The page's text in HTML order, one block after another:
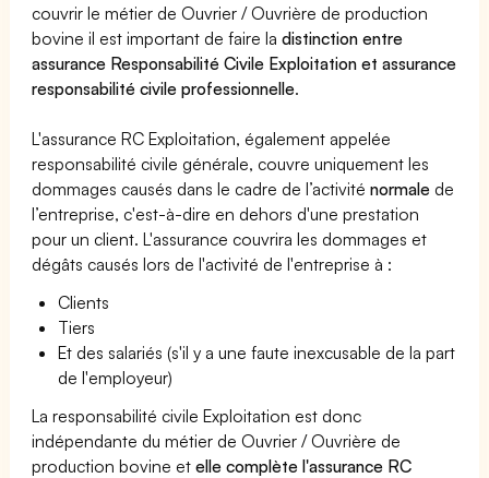
couvrir le métier de Ouvrier / Ouvrière de production
bovine il est important de faire ladistinction entre
assurance Responsabilité Civile Exploitation et assurance
responsabilité civile professionnelle.
L'assurance RC Exploitation, également appelée
responsabilité civile générale, couvre uniquement les
dommages causés dans le cadre de l’activiténormale de
l’entreprise, c'est-à-dire en dehors d'une prestation
pour un client. L'assurance couvrira les dommages et
dégâts causés lors de l'activité de l'entreprise à :
Clients
Tiers
Et des salariés (s'il y a une faute inexcusable de la part
de l'employeur)
La responsabilité civile Exploitation est donc
indépendante du métier de Ouvrier / Ouvrière de
production bovine etelle complète l'assurance RC